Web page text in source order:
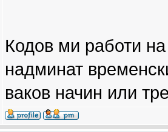
Кодов ми работи
надминат
ваков начин или